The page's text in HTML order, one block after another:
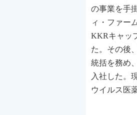
の事業を手
ィ・ファー
KKRキャッ
た。その後
統括を務め
入社した。
ウイルス医